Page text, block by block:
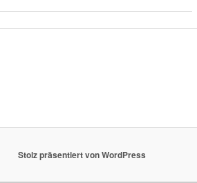
Stolz präsentiert von WordPress